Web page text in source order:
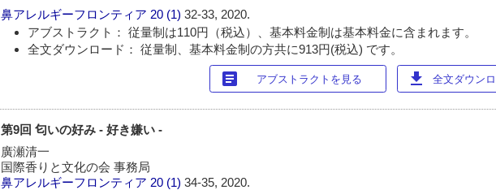
鼻アレルギーフロンティア 20 (1)32-33, 2020.
アブストラクト： 従量制は110円（税込）、基本料金制は基本料金に含まれます。
全文ダウンロード： 従量制、基本料金制の方共に913円(税込) です。
article アブストラクトを見る download 全文ダウン
第9回 匂いの好み - 好き嫌い -
廣瀬清一
国際香りと文化の会 事務局
鼻アレルギーフロンティア 20 (1)34-35, 2020.